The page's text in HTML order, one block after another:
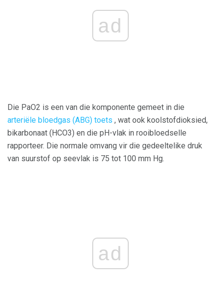
ad
Die PaO2 is een van die komponente gemeet in die
arteriële bloedgas (ABG) toets , wat ook koolstofdioksied,
bikarbonaat (HCO3) en die pH-vlak in rooibloedselle
rapporteer. Die normale omvang vir die gedeeltelike druk
van suurstof op seevlak is 75 tot 100 mm Hg.
ad